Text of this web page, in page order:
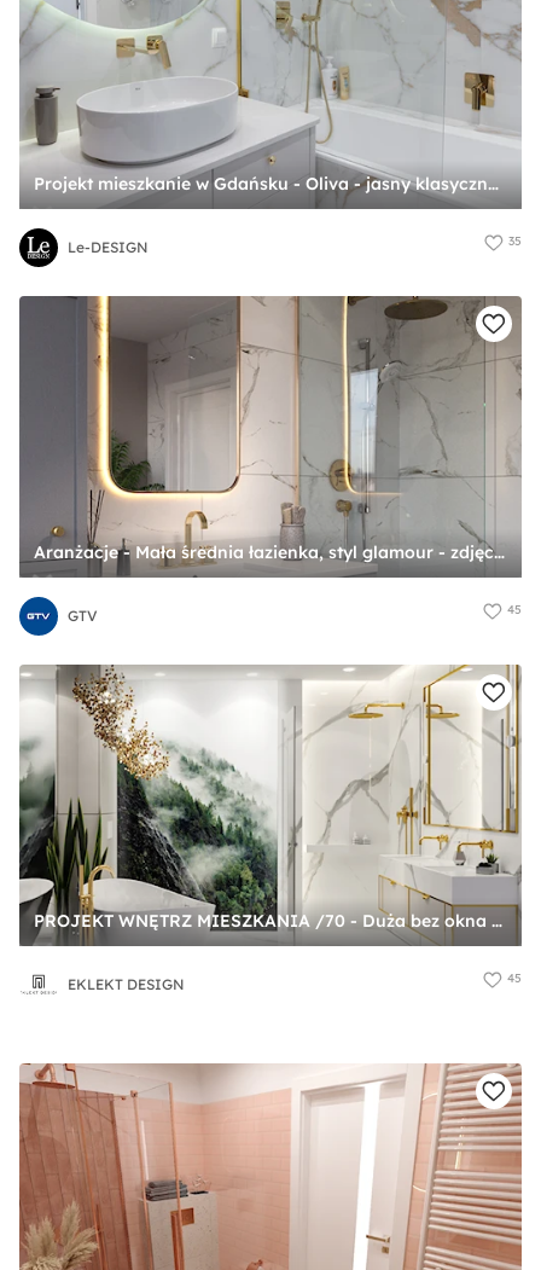
Projekt mieszkanie w Gdańsku - Oliva - jasny klasyczny projekt wnętrza mieszkania - zdjęcie od Le-DESIGN
Le-DESIGN 35
Aranżacje - Mała średnia łazienka, styl glamour - zdjęcie od GTV
GTV 45
PROJEKT WNĘTRZ MIESZKANIA /70 - Duża bez okna z lustrem z dwoma umywalkami z marmurową podłogą łazienka, styl glamour - zdjęcie od EKLEKT DESIGN
EKLEKT DESIGN 45